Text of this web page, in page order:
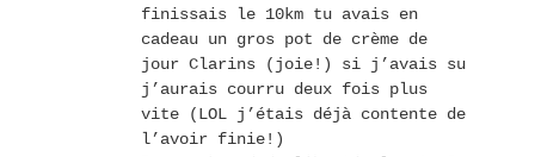
finissais le 10km tu avais en
cadeau un gros pot de crème de
jour Clarins (joie!) si j’avais su
j’aurais courru deux fois plus
vite (LOL j’étais déjà contente de
l’avoir finie!)